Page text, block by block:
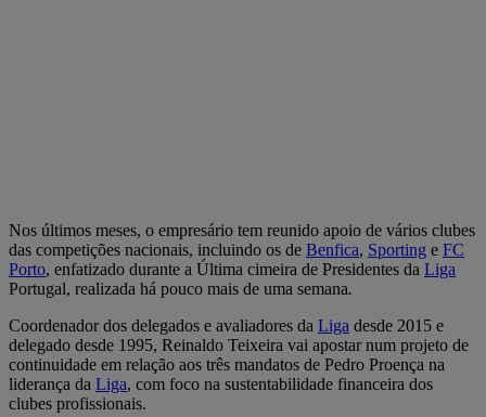
Nos últimos meses, o empresário tem reunido apoio de vários clubes
das competições nacionais, incluindo os de Benfica, Sporting e FC
Porto, enfatizado durante a Última cimeira de Presidentes da Liga
Portugal, realizada há pouco mais de uma semana.
Coordenador dos delegados e avaliadores da Liga desde 2015 e
delegado desde 1995, Reinaldo Teixeira vai apostar num projeto de
continuidade em relação aos três mandatos de Pedro Proença na
liderança da Liga, com foco na sustentabilidade financeira dos
clubes profissionais.